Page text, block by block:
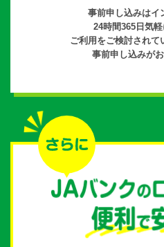
事前申し込みはイ
24時間365日気軽
ご利用をご検討されて
事前申し込みがお